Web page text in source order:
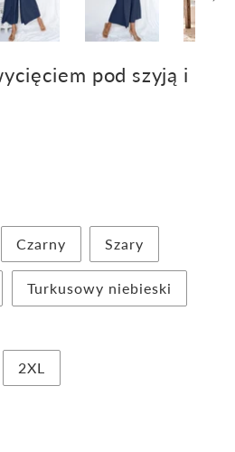
pod szyją i
Czarny Szary
Turkusowy niebieski
2XL